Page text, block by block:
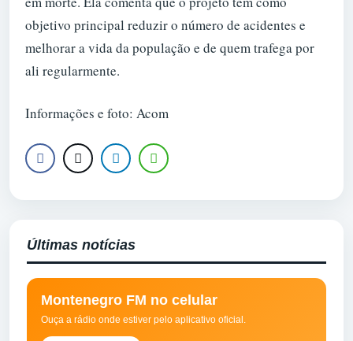
objetivo principal reduzir o número de acidentes e
melhorar a vida da população e de quem trafega por
ali regularmente.
Informações e foto: Acom
Últimas notícias
Montenegro FM no celular
Ouça a rádio onde estiver pelo aplicativo oficial.